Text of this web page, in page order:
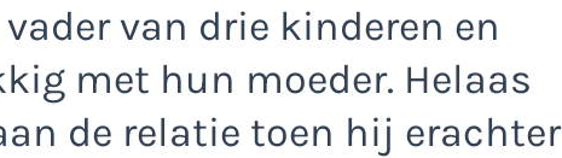
van drie kinderen en
met hun moeder. Helaas
de relatie toen hij erachter